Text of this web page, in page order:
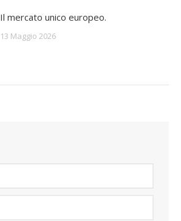
Il mercato unico europeo.
13 Maggio 2026